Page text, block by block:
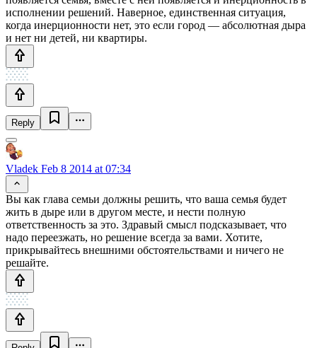
исполнении решений. Наверное, единственная ситуация,
когда инерционности нет, это если город — абсолютная дыра
и нет ни детей, ни квартиры.
Reply
Vladek Feb 8 2014 at 07:34
Вы как глава семьи должны решить, что ваша семья будет
жить в дыре или в другом месте, и нести полную
ответственность за это. Здравый смысл подсказывает, что
надо переезжать, но решение всегда за вами. Хотите,
прикрывайтесь внешними обстоятельствами и ничего не
решайте.